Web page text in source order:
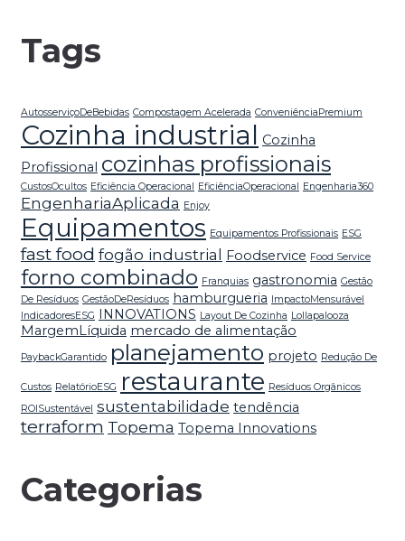
Tags
AutosserviçoDeBebidas Compostagem Acelerada ConveniênciaPremium
Cozinha industrial Cozinha
Profissional cozinhas profissionais
CustosOcultos Eficiência Operacional EficiênciaOperacional Engenharia360
EngenhariaAplicada Enjoy
Equipamentos Equipamentos Profissionais ESG
fast food fogão industrial Foodservice Food Service
forno combinado Franquias gastronomia Gestão
De Resíduos GestãoDeResíduos hamburgueria
ImpactoMensurável
IndicadoresESG
INNOVATIONS Layout De Cozinha Lollapalooza
MargemLíquida mercado de alimentação
PaybackGarantido planejamento projeto Redução De
Custos RelatórioESG restaurante Resíduos Orgânicos
ROISustentável sustentabilidade tendência
terraform Topema Topema Innovations
Categorias